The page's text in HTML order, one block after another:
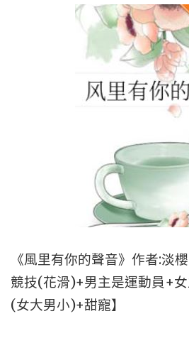
《風里有你的聲音》作者:淡
競技(花滑)+男主是運動員+
(女大男小)+甜寵】